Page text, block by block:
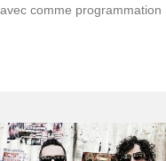
comme programmation